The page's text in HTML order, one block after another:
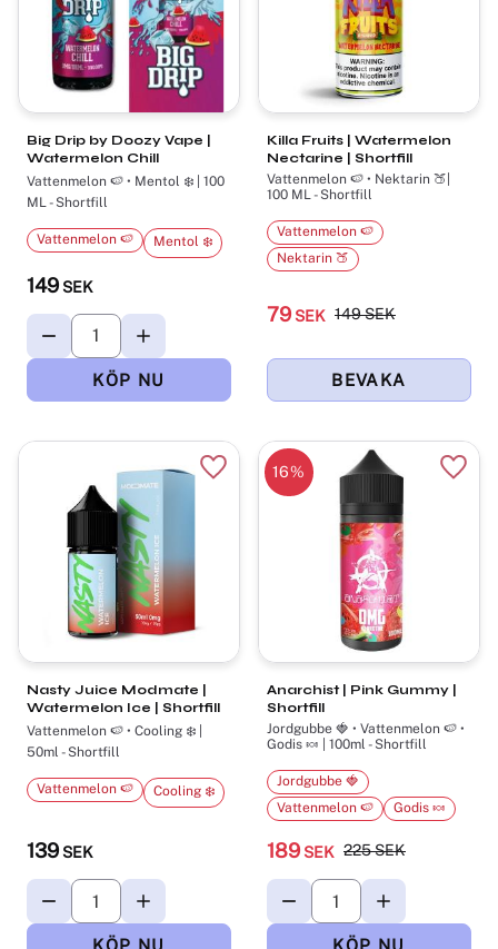
Big Drip by Doozy Vape |
Watermelon Chill
Vattenmelon 🍉 • Mentol ❄️ | 100
ML - Shortfill
149 SEK
Vattenmelon 🍉 Mentol ❄️
Killa Fruits | Watermelon
Nectarine | Shortfill
Vattenmelon 🍉 • Nektarin 🍑|
100 ML - Shortfill
79 SEK 149SEK
Vattenmelon 🍉
Nektarin 🍑
Nasty Juice Modmate |
Watermelon Ice | Shortfill
Vattenmelon 🍉 • Cooling ❄️ |
50ml - Shortfill
139 SEK
Vattenmelon 🍉 Cooling ❄️
Lägg till i favoriter
Anarchist | Pink Gummy |
Shortfill
Jordgubbe 🍓 • Vattenmelon 🍉 •
Godis 🍬 | 100ml - Shortfill
189 SEK 225SEK
Jordgubbe 🍓
Vattenmelon 🍉
Godis 🍬
16%